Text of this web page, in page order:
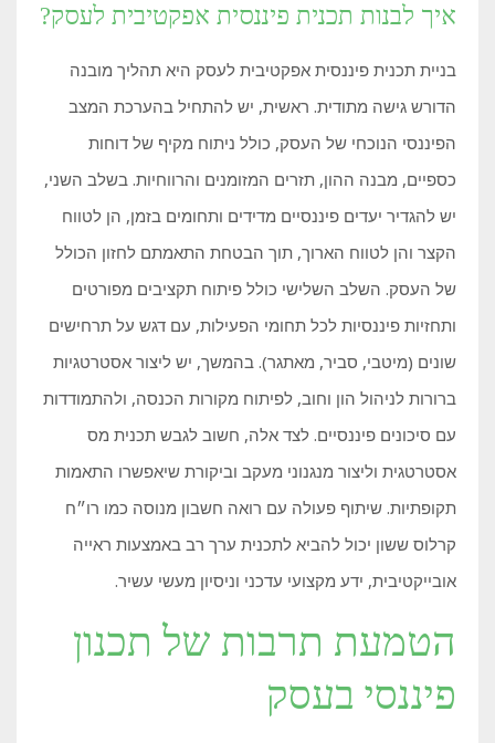
איך לבנות תכנית פיננסית אפקטיבית לעסק?
בניית תכנית פיננסית אפקטיבית לעסק היא תהליך מובנה
הדורש גישה מתודית. ראשית, יש להתחיל בהערכת המצב
הפיננסי הנוכחי של העסק, כולל ניתוח מקיף של דוחות
כספיים, מבנה ההון, תזרים המזומנים והרווחיות. בשלב השני,
יש להגדיר יעדים פיננסיים מדידים ותחומים בזמן, הן לטווח
הקצר והן לטווח הארוך, תוך הבטחת התאמתם לחזון הכולל
של העסק. השלב השלישי כולל פיתוח תקציבים מפורטים
ותחזיות פיננסיות לכל תחומי הפעילות, עם דגש על תרחישים
שונים (מיטבי, סביר, מאתגר). בהמשך, יש ליצור אסטרטגיות
ברורות לניהול הון וחוב, לפיתוח מקורות הכנסה, ולהתמודדות
עם סיכונים פיננסיים. לצד אלה, חשוב לגבש תכנית מס
אסטרטגית וליצור מנגנוני מעקב וביקורת שיאפשרו התאמות
תקופתיות. שיתוף פעולה עם רואה חשבון מנוסה כמו רו״ח
קרלוס ששון יכול להביא לתכנית ערך רב באמצעות ראייה
אובייקטיבית, ידע מקצועי עדכני וניסיון מעשי עשיר.
הטמעת תרבות של תכנון
פיננסי בעסק